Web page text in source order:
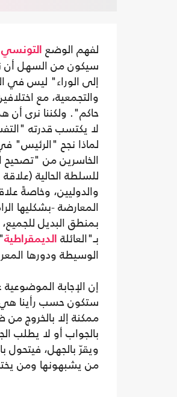
لفهم الوضع التونسي
سيكون من السهل أن
إلى الوراء" ليس في
والتجمعية، مع
حاكم". ولكننا نرى
لا يكتسب قدرته
لماذا نجح "الرئيس"
الخاسرين من "تصحيح
للسلطة الحالية
والدوليين، وخاصةً
المعارضة -بشكليها
بمنطق البديل
بـ"العائلة
الديمقراطية
الوسيطة ودورها
إن الإجابة الموضوعية
ستكون حسب رأينا هي
ممكنة إلا بالخروج
بالجواب أو لا يطلب
ويقرّ بالجهل، فيتحول
من يشبهونها ومن